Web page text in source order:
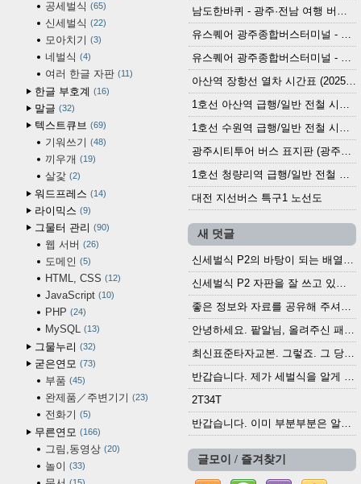
공세벌식 65
신세벌식 22
모아치기 3
네벌식 4
여러 한글 자판 11
한글 부호계 16
말글 32
텍스트큐브 69
기워쓰기 48
끼우개 19
살갗 2
워드프레스 14
라이믹스 9
그물터 관리 90
웹 서버 26
도메인 5
HTML, CSS 12
JavaScript 10
PHP 24
MySQL 13
그물누리 32
굳은연모 73
부품 45
완제품／주변기기 23
전화기 5
무른연모 166
그림,동영상 20
놀이 33
남도한바퀴 - 광주·전남 여행 버스 노선 (2026.3.1~5.31)
유스퀘어 광주종합버스터미널 - 곡성,순천／화순,보성,율포 방면 시외버스 시간표 (2026.1.31)
유스퀘어 광주종합버스터미널 - 담양, 순창, 남원, 무주, 장수, 거창, 대구 방면 시외버스 시간표 (2026...
아산역 장항선 열차 시간표 (2025.12.30 기준) (무궁화호, ITX-마음, 새마을호, 서해금빛열차)
1호선 아산역 급행/일반 전철 시간표 (2025.12.30~)
1호선 수원역 급행/일반 전철 시간표 (2025.12.30~)
광주시티투어 버스 표지판 (광주역 정류장) (2024?)
1호선 청량리역 급행/일반 전철 시간표 · 노선도 (2025.12.30~)
대전 지선버스 특구1 노선도
새 덧글
신세벌식 P2의 바탕이 되는 배열이나 주요 기능...
신세벌식 P2 자판을 잘 쓰고 있습니다. 쓰기 편리...
좋은 정보와 자료를 공유해 주셔서 고맙습니다....
안녕하세요. 팥알님, 올려주신 패치 여러모로 감사...
최신표준타자교본. 그렇죠. 그 당시에 최신 표준...
반갑습니다. 제가 세벌식을 알게 되어 세벌식 써...
2T34T
반갑습니다. 이미 부분부분은 알려진 정보들이...
글모이 / 즐겨찾기